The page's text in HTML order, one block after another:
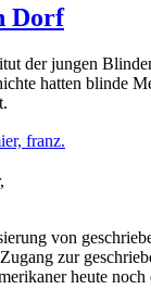
Dorf
der jungen
hatten blinde
von
zur
heute